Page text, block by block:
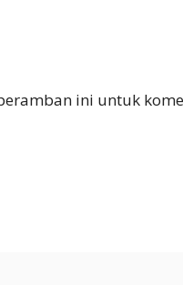
ini untuk